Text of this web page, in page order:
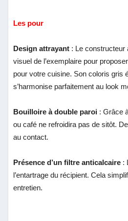
Les pour
Design attrayant : Le constructeur
visuel de l’exemplaire pour
pour votre cuisine. Son coloris gris
s’harmonise parfaitement au look
Bouilloire à double paroi : Grâce
ou café ne refroidira pas de sitôt.
au contact.
Présence d’un filtre anticalcaire :
l’entartrage du récipient. Cela
entretien.